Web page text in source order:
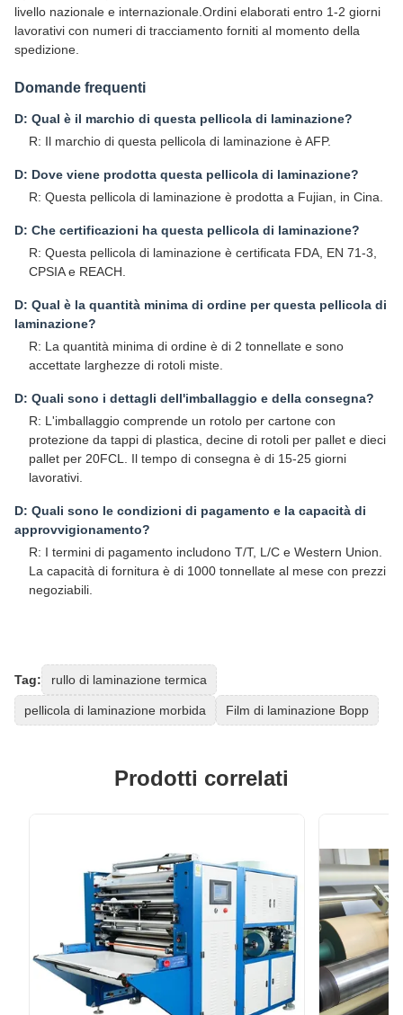
livello nazionale e internazionale.Ordini elaborati entro 1-2 giorni
lavorativi con numeri di tracciamento forniti al momento della
spedizione.
Domande frequenti
D: Qual è il marchio di questa pellicola di laminazione?
R: Il marchio di questa pellicola di laminazione è AFP.
D: Dove viene prodotta questa pellicola di laminazione?
R: Questa pellicola di laminazione è prodotta a Fujian, in Cina.
D: Che certificazioni ha questa pellicola di laminazione?
R: Questa pellicola di laminazione è certificata FDA, EN 71-3,
CPSIA e REACH.
D: Qual è la quantità minima di ordine per questa pellicola di
laminazione?
R: La quantità minima di ordine è di 2 tonnellate e sono
accettate larghezze di rotoli miste.
D: Quali sono i dettagli dell'imballaggio e della consegna?
R: L'imballaggio comprende un rotolo per cartone con
protezione da tappi di plastica, decine di rotoli per pallet e dieci
pallet per 20FCL. Il tempo di consegna è di 15-25 giorni
lavorativi.
D: Quali sono le condizioni di pagamento e la capacità di
approvvigionamento?
R: I termini di pagamento includono T/T, L/C e Western Union.
La capacità di fornitura è di 1000 tonnellate al mese con prezzi
negoziabili.
Tag: rullo di laminazione termica
pellicola di laminazione morbida Film di laminazione Bopp
Prodotti correlati